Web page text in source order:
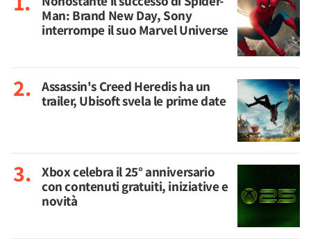
Man: Brand New Day, Sony
interrompe il suo Marvel Universe
Assassin's Creed Heredis ha un
trailer, Ubisoft svela le prime date
Xbox celebra il 25° anniversario
con contenuti gratuiti, iniziative e
novità